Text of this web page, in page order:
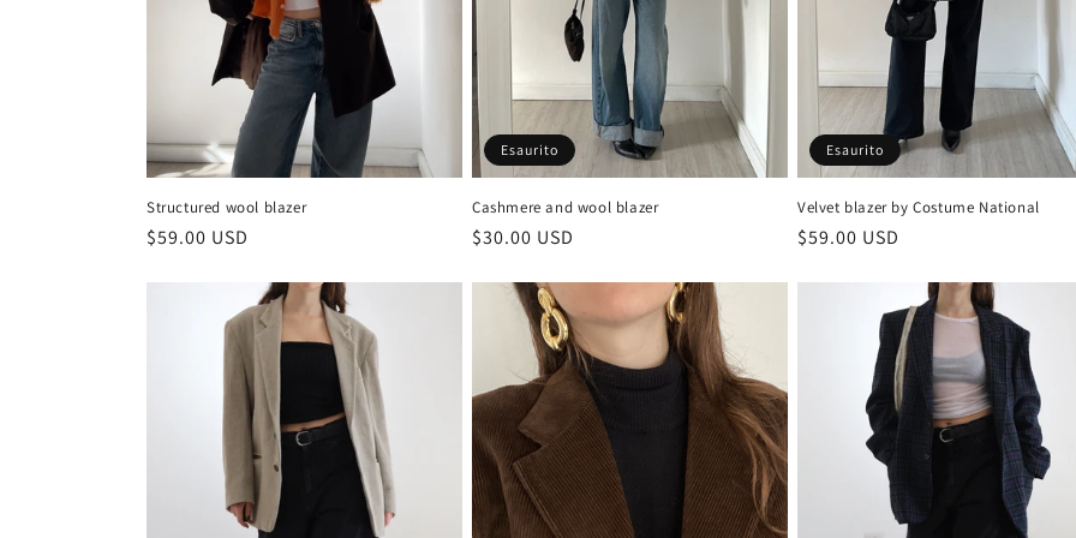
Structured wool blazer
Prezzo
$59.00 USD
Esaurito
Cashmere and wool blazer
Prezzo
listino
$30.00 USD
Esaurito
Velvet blazer by Costume National
Prezzo
$59.00 USD